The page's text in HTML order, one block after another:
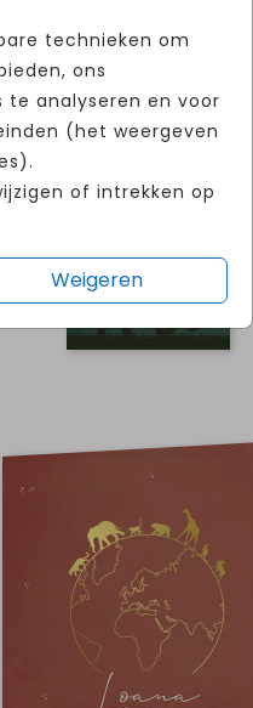
technieken om
ons
te analyseren en voor
(het weergeven
of intrekken op
Weigeren